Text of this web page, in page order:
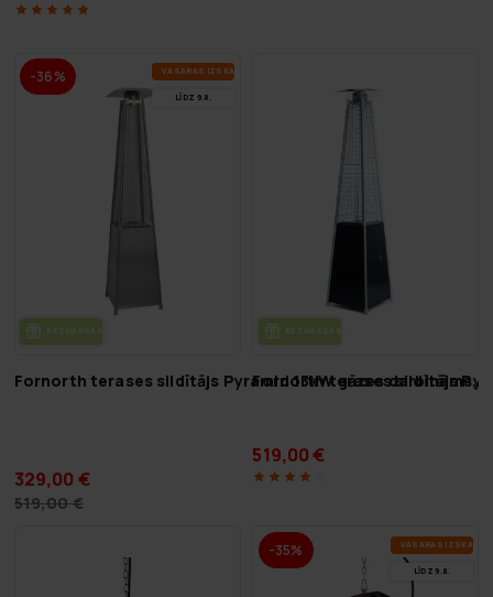
-36% VA­SA­RAS IZ­SKA­ŅA
LĪDZ 9.8.
BEZ­MAK­SAS PIE­GĀ­DE
Fornorth terases sildītājs Pyramid 13kW gāzes darbināms,
329,00 €
519,00 €
BEZ­MAK­SAS PIE­GĀ­DE
Fornorth terases sildītājs
519,00 €
-35% VA­SA­RAS IZ­SKA­ŅA
LĪDZ 9.8.